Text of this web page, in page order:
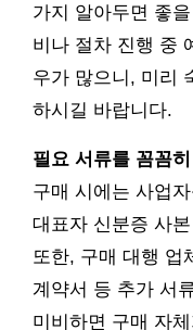
가지 알아두면 좋
비나 절차 진행 중
우가 많으니, 미리
하시길 바랍니다.
필요 서류를 꼼꼼
구매 시에는 사업
대표자 신분증 사
또한, 구매 대행 업
계약서 등 추가 서
미비하면 구매 자